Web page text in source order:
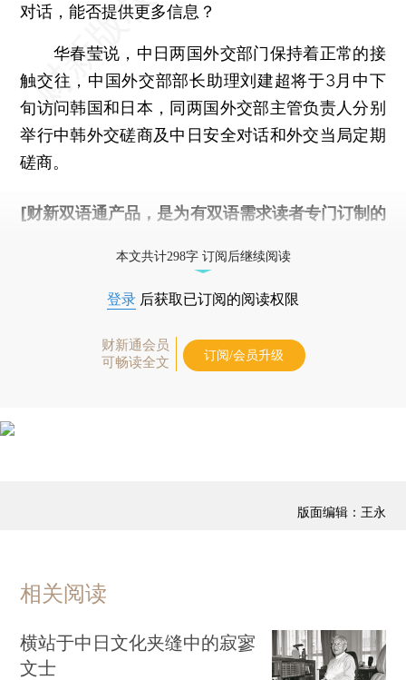
对话，能否提供更多信息？
华春莹说，中日两国外交部门保持着正常的接
触交往，中国外交部部长助理刘建超将于3月中下
旬访问韩国和日本，同两国外交部主管负责人分别
举行中韩外交磋商及中日安全对话和外交当局定期
磋商。
[财新双语通产品，是为有双语需求读者专门订制的
本文共计298字 订阅后继续阅读
登录 后获取已订阅的阅读权限
财新通会员
可畅读全文
订阅/会员升级
版面编辑：王永
相关阅读
横站于中日文化夹缝中的寂寥
文士